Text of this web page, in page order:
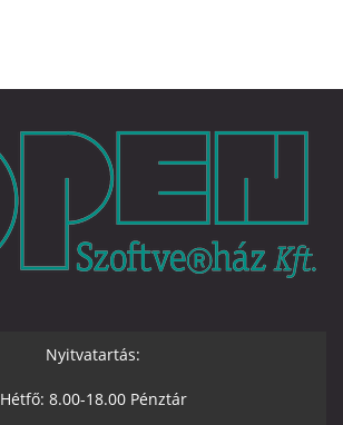
Nyitvatartás:
Hétfő: 8.00-18.00 Pénztár